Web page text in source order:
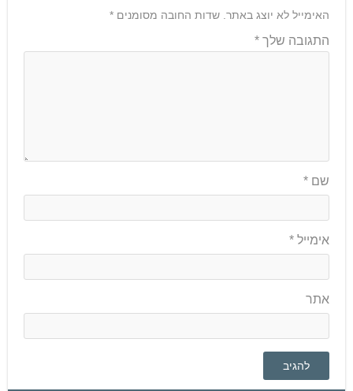
האימייל לא יוצג באתר. שדות החובה מסומנים *
התגובה שלך *
שם *
אימייל *
אתר